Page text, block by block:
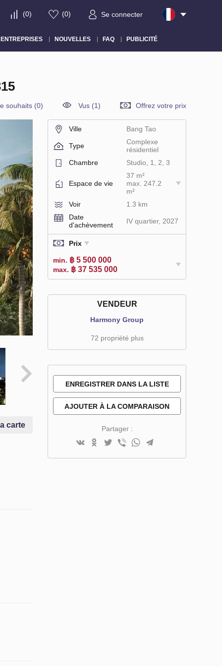
(0) (0) Se connecter
ENTREPRISES NOUVELLES FAQ PUBLICITÉ
souhaits (0) Vus (1) Offrez votre prix
carte
Ville Bang Tao
Type
Complexe
résidentiel
Chambre
Studio, 1, 2, 3
Espace de vie
37 m²
max. 247.2
m²
Voir
1.3 km
Date
d'achèvement
IV quartier, 2027
Prix
min. ฿ 5 500 000
max. ฿ 37 535 000
VENDEUR
Harmony Group
72 propriété plus
ENREGISTRER DANS LA LISTE
DE SOUHAITS
AJOUTER À LA COMPARAISON
Partager :